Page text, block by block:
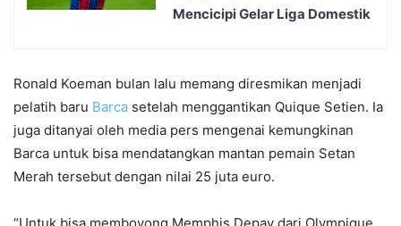
Mencicipi Gelar Liga Domestik
Ronald Koeman bulan lalu memang diresmikan menjadi
pelatih baru Barca setelah menggantikan Quique Setien. Ia
juga ditanyai oleh media pers mengenai kemungkinan
Barca untuk bisa mendatangkan mantan pemain Setan
Merah tersebut dengan nilai 25 juta euro.